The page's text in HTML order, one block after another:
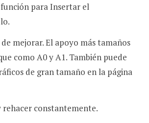
para Insertar el
mejorar. El apoyo más tamaños
como A0 y A1. También puede
de gran tamaño en la página
rehacer constantemente.